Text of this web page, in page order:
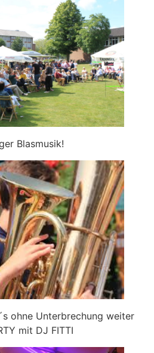
Blasmusik!
ohne Unterbrechung weiter
mit DJ FITTI